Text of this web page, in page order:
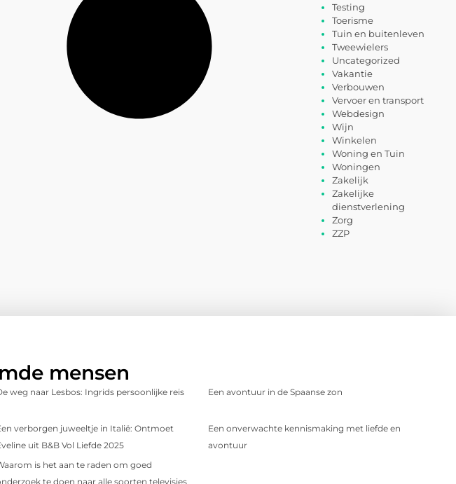
Testing
Toerisme
Tuin en buitenleven
Tweewielers
Uncategorized
Vakantie
Verbouwen
Vervoer en transport
Webdesign
Wijn
Winkelen
Woning en Tuin
Woningen
Zakelijk
Zakelijke
dienstverlening
Zorg
ZZP
mensen
weg naar Lesbos: Ingrids persoonlijke reis Een avontuur in de Spaanse zon
verborgen juweeltje in Italië: Ontmoet
uit B&B Vol Liefde 2025
Een onverwachte kennismaking met liefde en
avontuur
is het aan te raden om goed
te doen naar alle soorten televisies